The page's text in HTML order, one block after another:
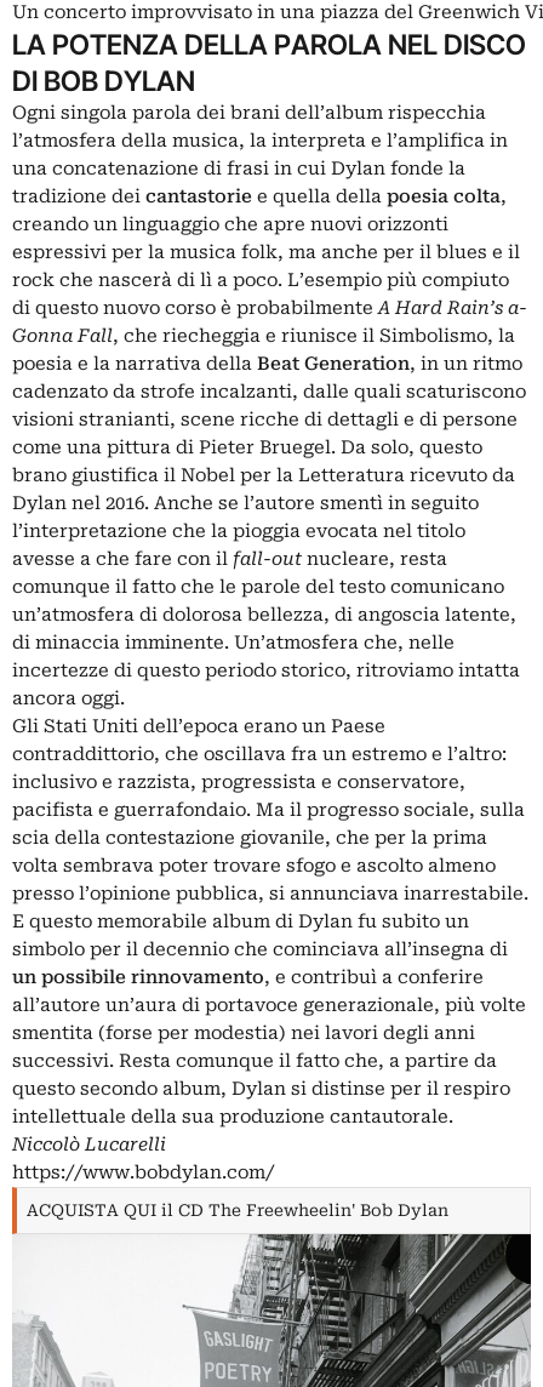
Un concerto improvvisato in una piazza del Greenwich
LA POTENZA DELLA PAROLA NEL DISCO
DI BOB DYLAN
Ogni singola parola dei brani dell’album rispecchia
l’atmosfera della musica, la interpreta e l’amplifica in
una concatenazione di frasi in cui Dylan fonde la
tradizione dei cantastorie e quella della poesia colta,
creando un linguaggio che apre nuovi orizzonti
espressivi per la musica folk, ma anche per il blues e il
rock che nascerà di lì a poco. L’esempio più compiuto
di questo nuovo corso è probabilmenteA Hard Rain’s a-
Gonna Fall, che riecheggia e riunisce il Simbolismo, la
poesia e la narrativa della Beat Generation, in un ritmo
cadenzato da strofe incalzanti, dalle quali scaturiscono
visioni stranianti, scene ricche di dettagli e di persone
come una pittura di Pieter Bruegel. Da solo, questo
brano giustifica il Nobel per la Letteratura ricevuto da
Dylan nel 2016. Anche se l’autore smentì in seguito
l’interpretazione che la pioggia evocata nel titolo
avesse a che fare con il fall-out nucleare, resta
comunque il fatto che le parole del testo comunicano
un’atmosfera di dolorosa bellezza, di angoscia latente,
di minaccia imminente. Un’atmosfera che, nelle
incertezze di questo periodo storico, ritroviamo intatta
ancora oggi.
Gli Stati Uniti dell’epoca erano un Paese
contraddittorio, che oscillava fra un estremo e l’altro:
inclusivo e razzista, progressista e conservatore,
pacifista e guerrafondaio. Ma il progresso sociale, sulla
scia della contestazione giovanile, che per la prima
volta sembrava poter trovare sfogo e ascolto almeno
presso l’opinione pubblica, si annunciava inarrestabile.
E questo memorabile album di Dylan fu subito un
simbolo per il decennio che cominciava all’insegna di
un possibile rinnovamento, e contribuì a conferire
all’autore un’aura di portavoce generazionale, più volte
smentita (forse per modestia) nei lavori degli anni
successivi. Resta comunque il fatto che, a partire da
questo secondo album, Dylan si distinse per il respiro
intellettuale della sua produzione cantautorale.
Niccolò Lucarelli
https://www.bobdylan.com/
ACQUISTA QUI il CD The Freewheelin' Bob Dylan